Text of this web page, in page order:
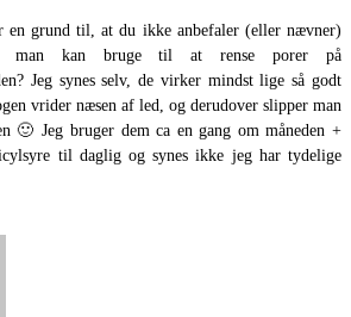
en grund til, at du ikke anbefaler (eller nævner)
man kan bruge til at rense porer på
Jeg synes selv, de virker mindst lige så godt
vrider næsen af led, og derudover slipper man
🙂 Jeg bruger dem ca en gang om måneden +
til daglig og synes ikke jeg har tydelige